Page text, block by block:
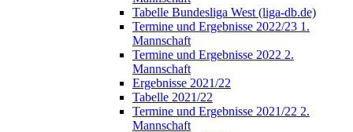
Tabelle Bundesliga West (liga-db.de)
Termine und Ergebnisse 2022/23 1.
Mannschaft
Termine und Ergebnisse 2022 2.
Mannschaft
Ergebnisse 2021/22
Tabelle 2021/22
Termine und Ergebnisse 2021/22 2.
Mannschaft